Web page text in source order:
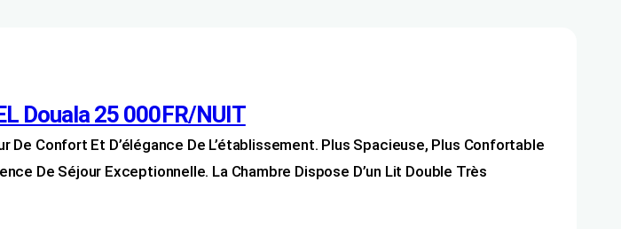
Douala 25 000FR/NUIT
De Confort Et D’élégance De L’établissement. Plus Spacieuse, Plus Confortable
De Séjour Exceptionnelle. La Chambre Dispose D’un Lit Double Très